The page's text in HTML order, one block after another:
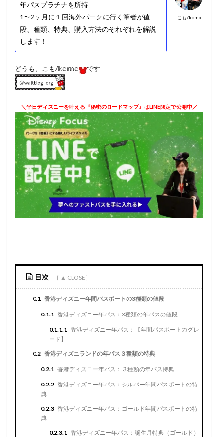
こも/komo
年パスプラチナを所持
1〜2ヶ月に１回海外パークに行く筆者が値
段、種類、特典、購入方法のそれぞれを解説
します！
どうも、こも/𝕜𝕠𝕞𝕠 です
＼平日ディズニーを叶える『秘密のロードマップ』はLINE限定で公開中／
目次
0.1 香港ディズニー年間パスポートの3種類の値段
0.1.1 香港ディズニー年パス：3種類の年パスの値段
0.1.1.1 香港ディズニー年パス：【年間パスポートのグレ
ード】
0.2 香港ディズニランドの年パス３種類の特典
0.2.1 香港ディズニー年パス：３種類の年パス特典
0.2.2 香港ディズニー年パス：シルバー年間パスポートの特
典
0.2.3 香港ディズニー年パス：ゴールド年間パスポートの特
典
0.2.3.1 香港ディズニー年パス：誕生月特典（ゴールド）